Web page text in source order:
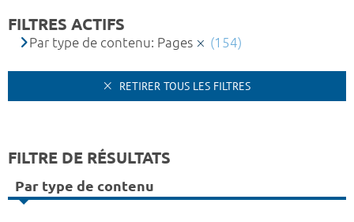
FILTRES ACTIFS
Par type de contenu: Pages (154)
RETIRER TOUS LES FILTRES
FILTRE DE RÉSULTATS
Par type de contenu